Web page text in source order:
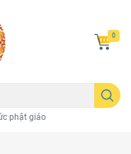
phật giáo
0